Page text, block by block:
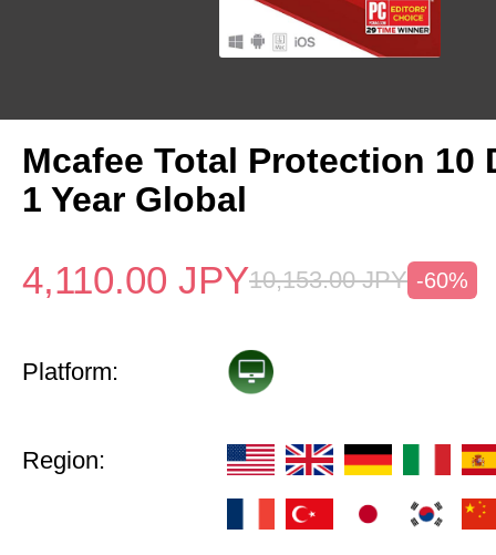
Mcafee Total Protection 10
1 Year Global
4,110.00 JPY10,153.00 JPY -60%
Platform:
Region: